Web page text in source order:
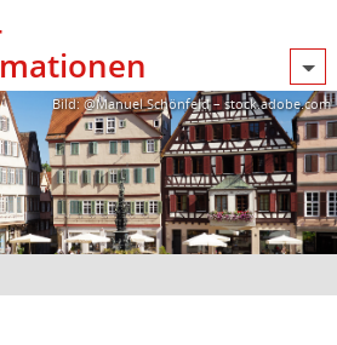
Bild: @Manuel Schönfeld – stock.adobe.com